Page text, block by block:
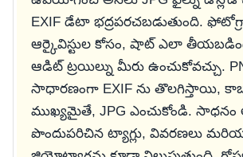
EXIF డేటా భద్రపరచబడుతుంది.
ఆర్కైవిస్టుల కోసం, షాట్ ఎలా
ఆడిట్ ట్రయిల్ను మీరు ఉంచుకోవచ్చు.
సాధారణంగా EXIF ను తొలగిస్తాయి,
ముఖ్యమైతే, JPG ఎంచుకోండి. సాధనం
పొందుపరిచిన ట్యాగ్లు, వివరణలు